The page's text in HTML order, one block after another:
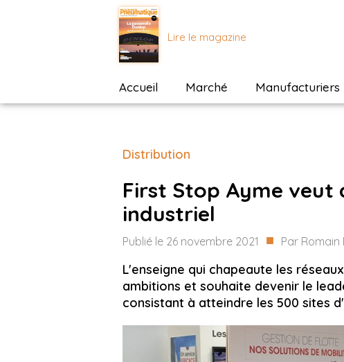
Lire le magazine
Accueil Marché Manufacturiers
Distribution
First Stop Ayme veut
industriel
Publié le 26 novembre 2021 ■ Par Romain
L'enseigne qui chapeaute les
ambitions et souhaite devenir le
consistant à atteindre les 500 sites